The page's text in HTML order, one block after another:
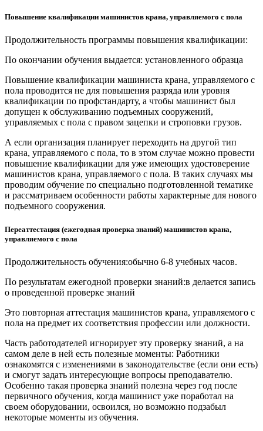
Повышение квалификации машинистов крана, управляемого с пола
Продолжительность программы повышения квалификации:
По окончании обучения выдается: установленного образца
Повышение квалификации машиниста крана, управляемого с
пола проводится не для повышения разряда или уровня
квалификации по профстандарту, а чтобы машинист был
допущен к обслуживанию подъемных сооружений,
управляемых с пола с правом зацепки и строповки грузов.
А если организация планирует переходить на другой тип
крана, управляемого с пола, то в этом случае можно провести
повышение квалификации для уже имеющих удостоверение
машинистов крана, управляемого с пола. В таких случаях мы
проводим обучение по специально подготовленной тематике
и рассматриваем особенности работы характерные для нового
подъемного сооружения.
Переаттестация (ежегодная проверка знаний) машинистов крана,
управляемого с пола
Продолжительность обучения:обычно 6-8 учебных часов.
По результатам ежегодной проверки знаний:в делается запись
о проведенной проверке знаний
Это повторная аттестация машинистов крана, управляемого с
пола на предмет их соответствия профессии или должности.
Часть работодателей игнорирует эту проверку знаний, а на
самом деле в ней есть полезные моменты: Работники
ознакомятся с изменениями в законодательстве (если они есть)
и смогут задать интересующие вопросы преподавателю.
Особенно такая проверка знаний полезна через год после
первичного обучения, когда машинист уже поработал на
своем оборудовании, освоился, но возможно подзабыл
некоторые моменты из обучения.